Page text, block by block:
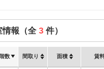
情報（全 3 件）
階数 間取り 面積 賃